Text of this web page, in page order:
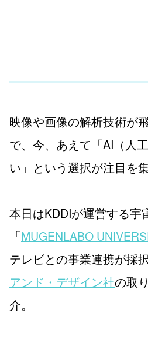
映像や画像の解析技術が
で、今、あえて「AI（人
い」という選択が注目を
本日はKDDIが運営する宇
「MUGENLABO
テレビとの事業連携が採
アンド・デザイン社の取
介。